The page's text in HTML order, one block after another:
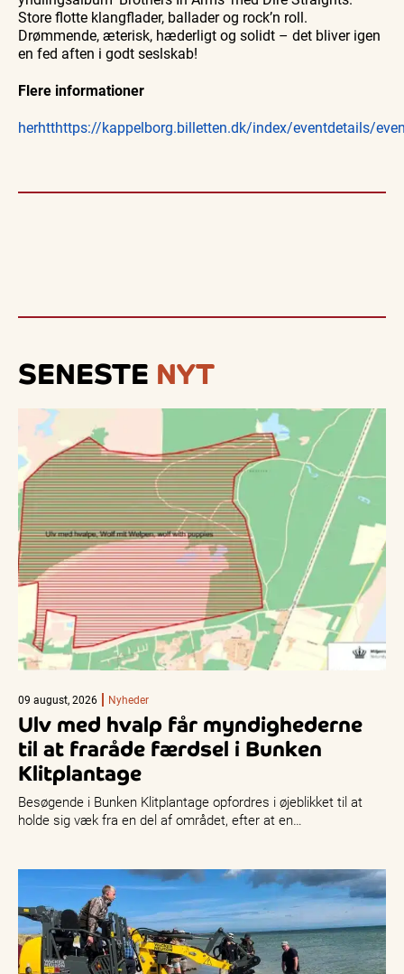
Store flotte klangflader, ballader og rock’n roll.
Drømmende, æterisk, hæderligt og solidt – det bliver igen
en fed aften i godt seslskab!
Flere informationer
herhtthttps://kappelborg.billetten.dk/index/eventdetails/
SENESTE NYT
09 august, 2026 Nyheder
Ulv med hvalp får myndighederne
til at fraråde færdsel i Bunken
Klitplantage
Besøgende i Bunken Klitplantage opfordres i øjeblikket til at
holde sig væk fra en del af området, efter at en…